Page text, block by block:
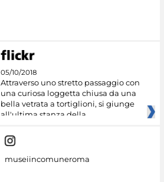
05/10/2018
Attraverso uno stretto passaggio con
una curiosa loggetta chiusa da una
bella vetrata a tortiglioni, si giunge
all'ultima stanza della
museiincomuneroma